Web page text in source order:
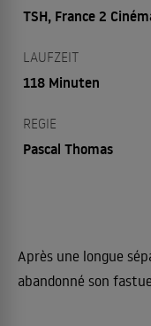
TSH, France 2
LAUFZEIT
118 Minuten
REGIE
Pascal Thomas
Après une longue
abandonné son